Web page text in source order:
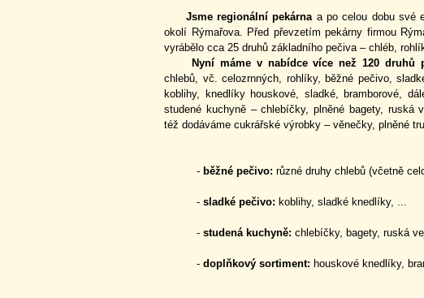
Jsme regionální pekárnaa po celou dobu své
okolí Rýmařova. Před převzetím pekárny firmou
vyrábělo cca 25 druhů základního pečiva – chléb,
Nyní máme v nabídce více než 120 druhů
chlebů, vč. celozrnných, rohlíky, běžné pečivo,
koblihy, knedlíky houskové, sladké, bramborové,
studené kuchyně – chlebíčky, plněné bagety, ruská
též dodáváme cukrářské výrobky – věnečky, plněné
- běžné pečivo: různé druhy chlebů (včetně
- sladké pečivo: koblihy, sladké knedlíky, ...
- studená kuchyně: chlebíčky, bagety, ruská
- doplňkový sortiment: houskové knedlíky,